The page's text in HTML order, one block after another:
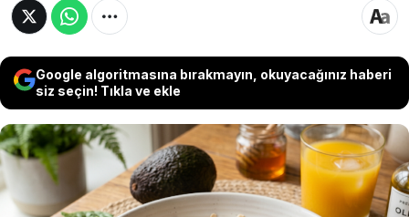
Google algoritmasına bırakmayın, okuyacağınız haberi
siz seçin! Tıkla ve ekle
Uzmanlar, “sağlıklı” ve “doğal” etiketiyle satılan
bazı gıdaların sanıldığı kadar masum